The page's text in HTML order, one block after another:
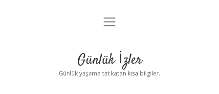
Anasayfa
Yasal Uyarı
menüyü
Günlük İzler
Günlük yaşama tat katan kısa bilgiler.